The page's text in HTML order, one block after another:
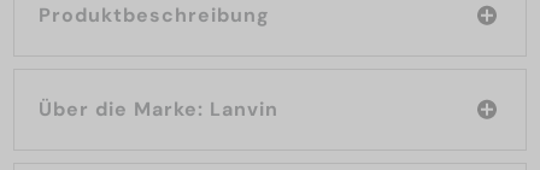
Produktbeschreibung
Über die Marke: Lanvin